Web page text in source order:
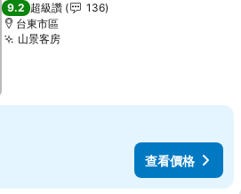
9.2 超級讚
136
台東市區
山景客房查看價格
查看價格